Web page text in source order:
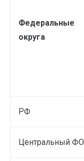
Федеральные
округа
РФ
Центральный ФО